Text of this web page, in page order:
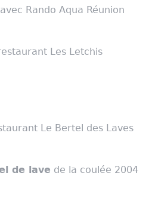
Rando Aqua Réunion
Les Letchis
Le Bertel des Laves
de lave de la coulée 2004